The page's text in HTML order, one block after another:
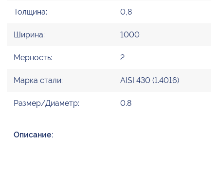
Толщина: 0,8
Ширина: 1000
Мерность: 2
Марка стали: AISI 430 (1.4016)
Размер/Диаметр: 0.8
Описание: